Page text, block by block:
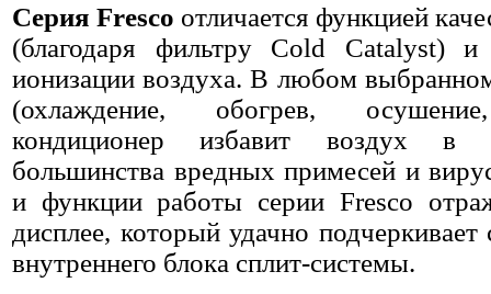
Серия Fresco отличается функцией
(благодаря фильтру Cold Catalyst) и
ионизации воздуха. В любом
(охлаждение, обогрев,
кондиционер избавит воздух в
большинства вредных примесей и
и функции работы серии Fresco
дисплее, который удачно
внутреннего блока сплит-системы.